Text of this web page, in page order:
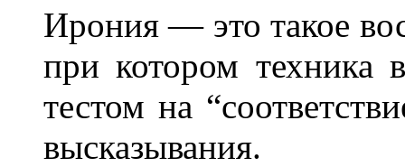
Ирония — это такое
при котором техника
тестом на
высказывания.